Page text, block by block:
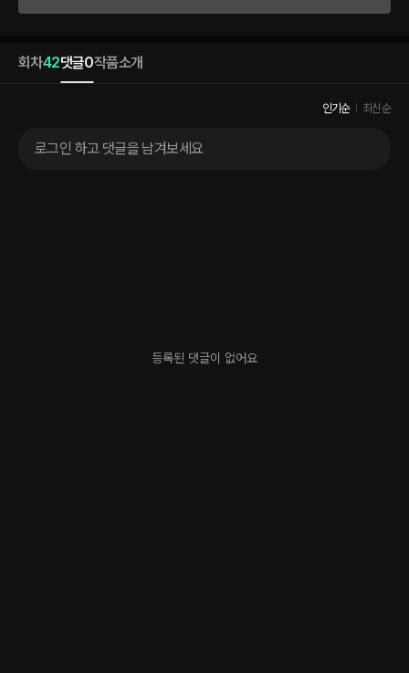
회차42댓글0작품소개
인기순 최신순
로그인 하고 댓글을 남겨보세요
등록된 댓글이 없어요